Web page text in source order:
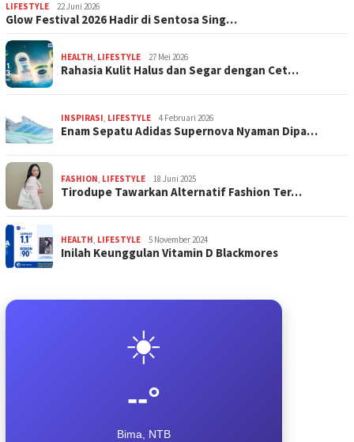
LIFESTYLE 22 Juni 2026
Glow Festival 2026 Hadir di Sentosa Sing…
HEALTH, LIFESTYLE 27 Mei 2026
Rahasia Kulit Halus dan Segar dengan Cet…
INSPIRASI, LIFESTYLE 4 Februari 2026
Enam Sepatu Adidas Supernova Nyaman Dipa…
FASHION, LIFESTYLE 18 Juni 2025
Tirodupe Tawarkan Alternatif Fashion Ter…
HEALTH, LIFESTYLE 5 November 2024
Inilah Keunggulan Vitamin D Blackmores
☀️
--°
Bima, NTB